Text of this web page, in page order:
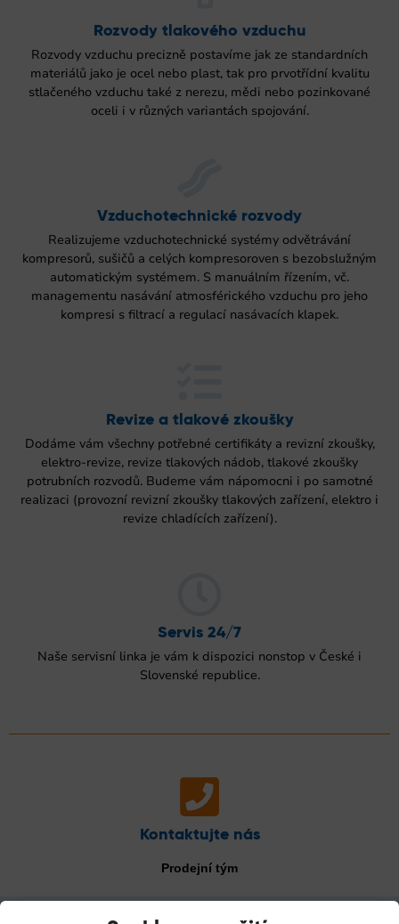
Rozvody tlakového vzduchu
Rozvody vzduchu precizně postavíme jak ze standardních
materiálů jako je ocel nebo plast, tak pro prvotřídní kvalitu
stlačeného vzduchu také z nerezu, mědi nebo pozinkované
oceli i v různých variantách spojování.
Vzduchotechnické rozvody
Realizujeme vzduchotechnické systémy odvětrávání
kompresorů, sušičů a celých kompresoroven s bezobslužným
automatickým systémem. S manuálním řízením, vč.
managementu nasávání atmosférického vzduchu pro jeho
kompresi s filtrací a regulací nasávacích klapek.
Revize a tlakové zkoušky
Dodáme vám všechny potřebné certifikáty a revizní zkoušky,
elektro-revize, revize tlakových nádob, tlakové zkoušky
potrubních rozvodů. Budeme vám nápomocni i po samotné
realizaci (provozní revizní zkoušky tlakových zařízení, elektro i
revize chladících zařízení).
Servis 24/7
Naše servisní linka je vám k dispozici nonstop v České i
Slovenské republice.
Kontaktujte nás
Prodejní tým